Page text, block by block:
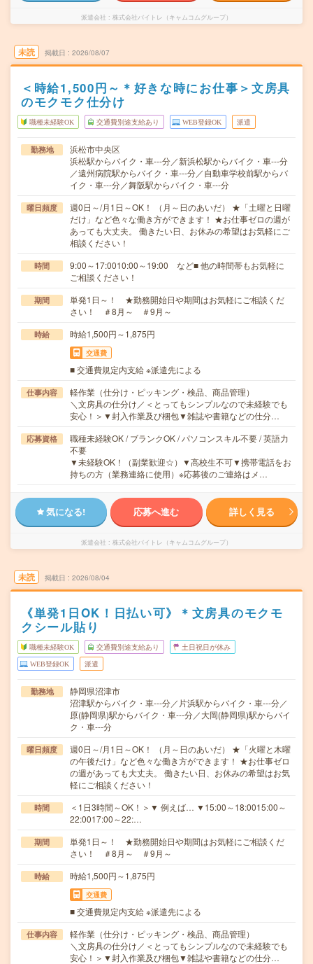
派遣会社 株式会社バイトレ（キャムコムグループ）
未読 掲載日 2026/08/07
＜時給1,500円～＊好きな時にお仕事＞文房具
のモクモク仕分け
職種未経験OK 交通費別途支給あり WEB登録OK 派遣
勤務地
浜松市中央区
浜松駅からバイク・車---分／新浜松駅からバイク・車---分
／遠州病院駅からバイク・車---分／自動車学校前駅からバ
イク・車---分／舞阪駅からバイク・車---分
曜日頻度
週0日～/月1日～OK！ （月～日のあいだ） ★「土曜と日曜
だけ」など色々な働き方ができます！ ★お仕事ゼロの週が
あっても大丈夫。 働きたい日、お休みの希望はお気軽にご
相談ください！
時間
9:00～17:0010:00～19:00 など■ 他の時間帯もお気軽に
ご相談ください！
期間
単発1日～！ ★勤務開始日や期間はお気軽にご相談くだ
さい！ ＃8月～ ＃9月～
時給 時給1,500円～1,875円
交通費
■ 交通費規定内支給 ※派遣先による
仕事内容
軽作業（仕分け・ピッキング・検品、商品管理）
＼文房具の仕分け／＜とってもシンプルなので未経験でも
安心！＞▼封入作業及び梱包▼雑誌や書籍などの仕分…
応募資格
職種未経験OK / ブランクOK / パソコンスキル不要 / 英語力
不要
▼未経験OK！（副業歓迎☆）▼高校生不可▼携帯電話をお
持ちの方（業務連絡に使用）※応募後のご連絡はメ…
気になる! 応募へ進む 詳しく見る
派遣会社 株式会社バイトレ（キャムコムグループ）
未読 掲載日 2026/08/04
《単発1日OK！日払い可》＊文房具のモクモ
クシール貼り
職種未経験OK 交通費別途支給あり 土日祝日が休み
WEB登録OK 派遣
勤務地
静岡県沼津市
沼津駅からバイク・車---分／片浜駅からバイク・車---分／
原(静岡県)駅からバイク・車---分／大岡(静岡県)駅からバイ
ク・車---分
曜日頻度
週0日～/月1日～OK！ （月～日のあいだ） ★「火曜と木曜
の午後だけ」など色々な働き方ができます！ ★お仕事ゼロ
の週があっても大丈夫。 働きたい日、お休みの希望はお気
軽にご相談ください！
時間
＜1日3時間～OK！＞▼ 例えば… ▼15:00～18:0015:00～
22:0017:00～22:…
期間
単発1日～！ ★勤務開始日や期間はお気軽にご相談くだ
さい！ ＃8月～ ＃9月～
時給 時給1,500円～1,875円
交通費
■ 交通費規定内支給 ※派遣先による
仕事内容
軽作業（仕分け・ピッキング・検品、商品管理）
＼文房具の仕分け／＜とってもシンプルなので未経験でも
安心！＞▼封入作業及び梱包▼雑誌や書籍などの仕分…